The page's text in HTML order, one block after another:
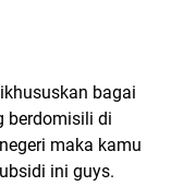
bagai
berdomisili di
maka kamu
ini guys.